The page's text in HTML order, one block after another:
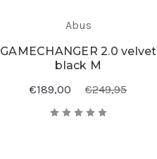
Abus
GAMECHANGER 2.0 velvet
black M
€189,00
€249,95